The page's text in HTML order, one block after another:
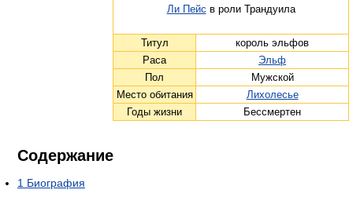
Ли Пейс в роли Трандуила
Титул
король эльфов
Раса
Эльф
Пол
Мужской
Место обитания
Лихолесье
Годы жизни
Бессмертен
Содержание
1 Биография